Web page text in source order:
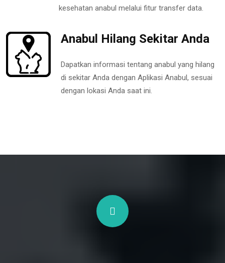
kesehatan anabul melalui fitur transfer data.
Anabul Hilang Sekitar Anda
Dapatkan informasi tentang anabul yang hilang
di sekitar Anda dengan Aplikasi Anabul, sesuai
dengan lokasi Anda saat ini.